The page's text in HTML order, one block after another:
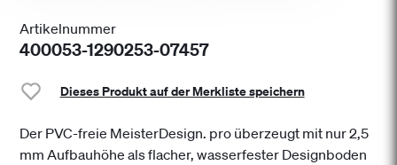
Artikelnummer
400053-1290253-07457
Dieses Produkt auf der Merkliste speichern
Der PVC-freie MeisterDesign. pro überzeugt mit nur 2,5
mm Aufbauhöhe als flacher, wasserfester Designboden